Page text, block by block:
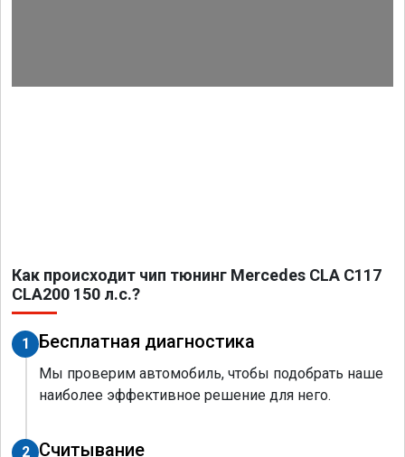
Как происходит чип тюнинг Mercedes CLA C117
CLA200 150 л.с.?
1 Бесплатная диагностика
Мы проверим автомобиль, чтобы подобрать наше
наиболее эффективное решение для него.
2 Считывание